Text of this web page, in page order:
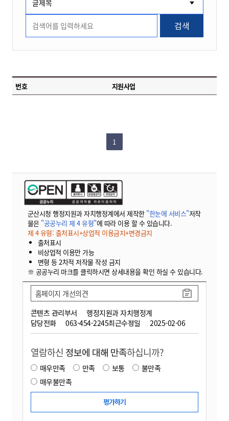
검색
번호 지원사업
1
군산시청 행정지원과 자치행정계에서 제작한 "한눈에 서비스"저작
물은 "공공누리 제 4 유형"에 따라 이용 할 수 있습니다.
제 4 유형: 출처표시+상업적 이용금지+변경금지
출처표시
비상업적 이용만 가능
변형 등 2차적 저작물 작성 금지
※ 공공누리 마크를 클릭하시면 상세내용을 확인 하실 수 있습니다.
콘텐츠 관리부서
행정지원과 자치행정계
담당전화
063-454-2245최근수정일 2025-02-06
홈페이지 개선의견
열람하신 정보에 대해 만족하십니까?
매우만족 만족 보통
불만족
매우불만족